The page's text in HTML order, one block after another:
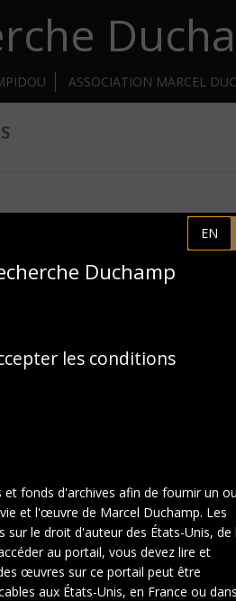
ASSOCIATION MARCEL
EN
Duchamp
les conditions
fonds d'archives afin de fournir un
et l'œuvre de Marcel Duchamp. Les
le droit d'auteur des États-Unis, de
au portail, vous devez lire et
œuvres sur ce portail peut être
aux États-Unis, en France ou dans